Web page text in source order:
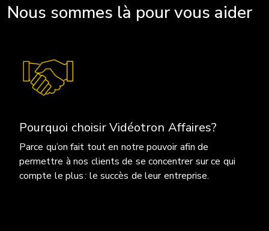
Nous sommes là pour vous aider
Pourquoi choisir Vidéotron Affaires?
Parce qu’on fait tout en notre pouvoir afin de
permettre à nos clients de se concentrer sur ce qui
compte le plus : le succès de leur entreprise.